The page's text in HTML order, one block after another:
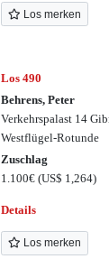
Los merken
Los 490
Behrens, Peter
Verkehrspalast 14
Westflügel-Rotunde
Zuschlag
1.100€(US$ 1,264)
Details
Los merken